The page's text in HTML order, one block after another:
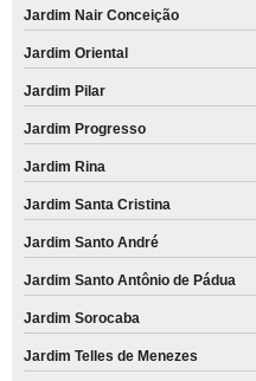
Jardim Nair Conceição
Jardim Oriental
Jardim Pilar
Jardim Progresso
Jardim Rina
Jardim Santa Cristina
Jardim Santo André
Jardim Santo Antônio de Pádua
Jardim Sorocaba
Jardim Telles de Menezes